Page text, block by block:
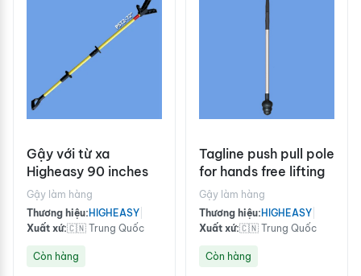
Gậy với từ xa
Higheasy 90 inches
Gậy làm hàng
Thương hiệu: HIGHEASY
Xuất xứ:🇨🇳 Trung Quốc
Còn hàng
Tagline push pull pole
for hands free lifting
Gậy làm hàng
Thương hiệu: HIGHEASY
Xuất xứ:🇨🇳 Trung Quốc
Còn hàng